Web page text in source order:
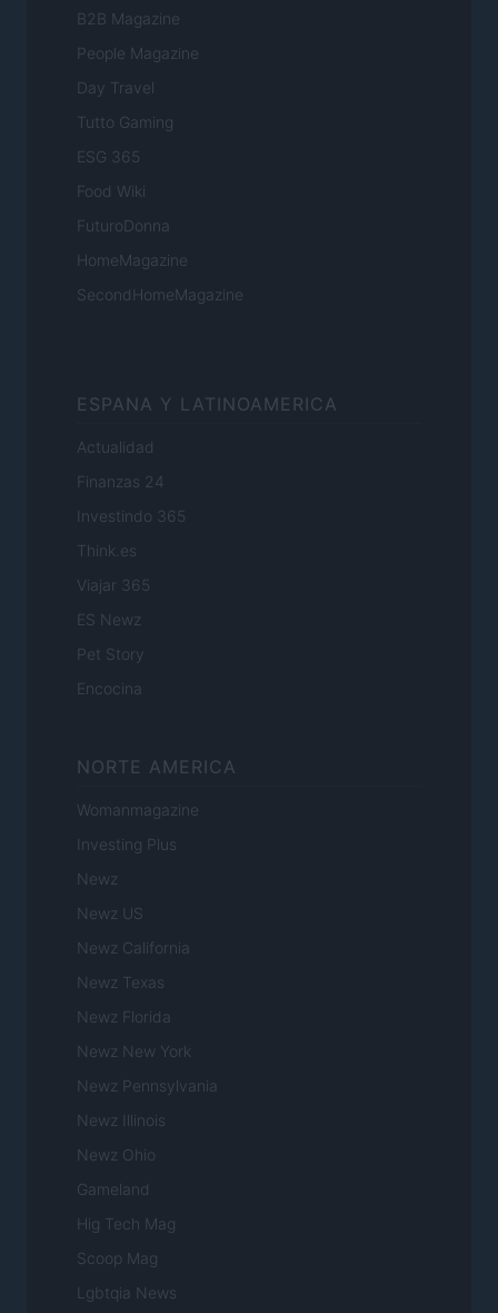
B2B Magazine
People Magazine
Day Travel
Tutto Gaming
ESG 365
Food Wiki
FuturoDonna
HomeMagazine
SecondHomeMagazine
ESPANA Y LATINOAMERICA
Actualidad
Finanzas 24
Investindo 365
Think.es
Viajar 365
ES Newz
Pet Story
Encocina
NORTE AMERICA
Womanmagazine
Investing Plus
Newz
Newz US
Newz California
Newz Texas
Newz Florida
Newz New York
Newz Pennsylvania
Newz Illinois
Newz Ohio
Gameland
Hig Tech Mag
Scoop Mag
Lgbtqia News